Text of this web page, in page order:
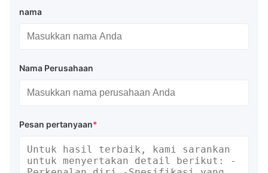
nama
Nama Perusahaan
Pesan pertanyaan*